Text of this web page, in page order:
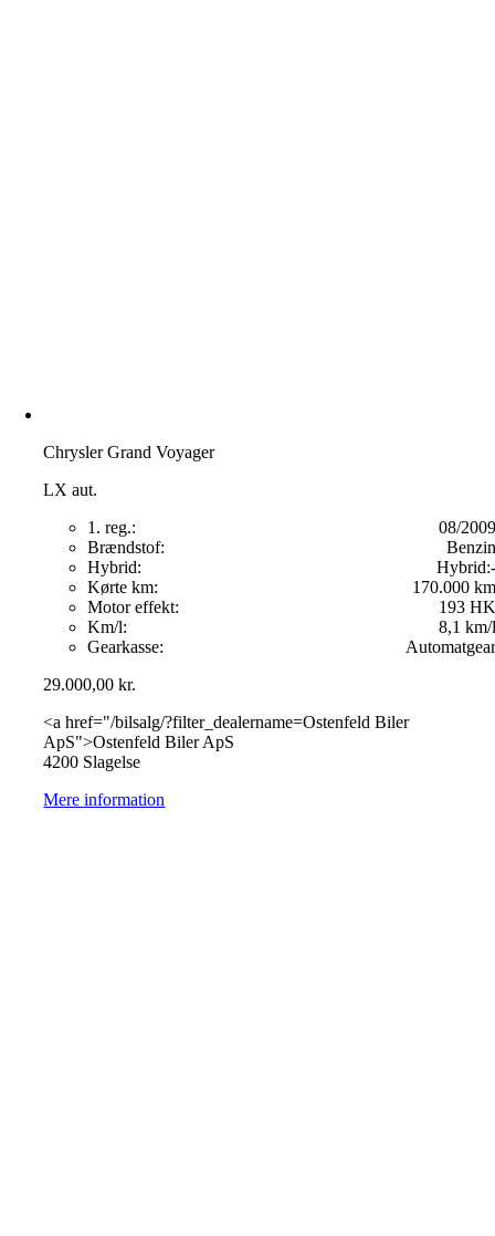
Chrysler Grand Voyager
LX aut.
1. reg.:
08/2009
Brændstof:
Benzin
Hybrid:
Hybrid:-
Kørte km:
170.000 km
Motor effekt:
193 HK
Km/l:
8,1 km/l
Gearkasse:
Automatgear
29.000,00kr.
<a href="/bilsalg/?filter_dealername=Ostenfeld Biler
ApS">Ostenfeld Biler ApS
4200 Slagelse
Mere information